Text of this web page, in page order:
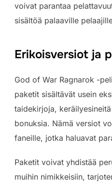
voivat parantaa
sisältöä palaaville
Erikoisversiot ja
God of War Ragnarok -
paketit sisältävät usein
taidekirjoja,
bonuksia. Nämä versiot
faneille, jotka haluavat
Paketit voivat yhdistää
muihin nimikkeisiin,